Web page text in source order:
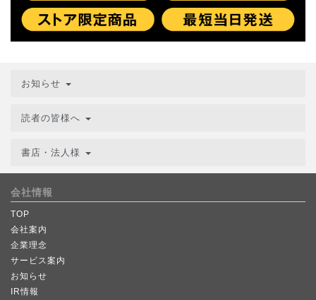
お知らせ
読者の皆様へ
書店・法人様
会社情報
TOP
会社案内
企業理念
サービス案内
お知らせ
IR情報